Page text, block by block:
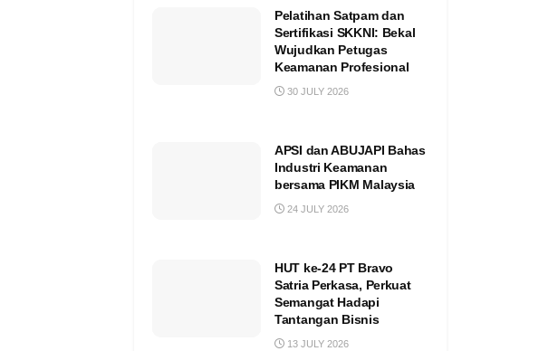
Pelatihan Satpam dan
Sertifikasi SKKNI: Bekal
Wujudkan Petugas
Keamanan Profesional
30 JULY 2026
APSI dan ABUJAPI Bahas
Industri Keamanan
bersama PIKM Malaysia
24 JULY 2026
HUT ke-24 PT Bravo
Satria Perkasa, Perkuat
Semangat Hadapi
Tantangan Bisnis
13 JULY 2026